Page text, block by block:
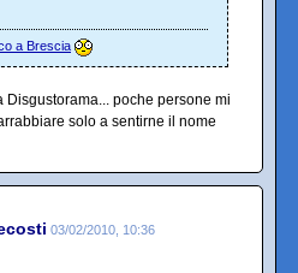
a Brescia
Disgustorama... poche persone mi
solo a sentirne il nome
03/02/2010, 10:36